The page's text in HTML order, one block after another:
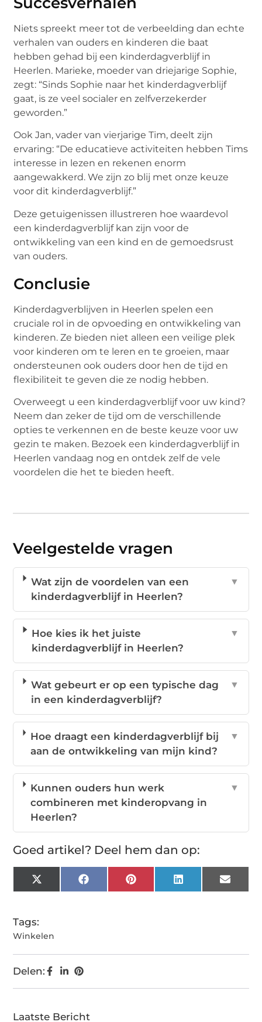
Niets spreekt meer tot de verbeelding dan echte
verhalen van ouders en kinderen die baat
hebben gehad bij een kinderdagverblijf in
Heerlen. Marieke, moeder van driejarige Sophie,
zegt: “Sinds Sophie naar het kinderdagverblijf
gaat, is ze veel socialer en zelfverzekerder
geworden.”
Ook Jan, vader van vierjarige Tim, deelt zijn
ervaring: “De educatieve activiteiten hebben Tims
interesse in lezen en rekenen enorm
aangewakkerd. We zijn zo blij met onze keuze
voor dit kinderdagverblijf.”
Deze getuigenissen illustreren hoe waardevol
een kinderdagverblijf kan zijn voor de
ontwikkeling van een kind en de gemoedsrust
van ouders.
Conclusie
Kinderdagverblijven in Heerlen spelen een
cruciale rol in de opvoeding en ontwikkeling van
kinderen. Ze bieden niet alleen een veilige plek
voor kinderen om te leren en te groeien, maar
ondersteunen ook ouders door hen de tijd en
flexibiliteit te geven die ze nodig hebben.
Overweegt u een kinderdagverblijf voor uw kind?
Neem dan zeker de tijd om de verschillende
opties te verkennen en de beste keuze voor uw
gezin te maken. Bezoek een kinderdagverblijf in
Heerlen vandaag nog en ontdek zelf de vele
voordelen die het te bieden heeft.
Veelgestelde vragen
Wat zijn de voordelen van een
kinderdagverblijf in Heerlen?
▼
Hoe kies ik het juiste
kinderdagverblijf in Heerlen?
▼
Wat gebeurt er op een typische dag
in een kinderdagverblijf?
▼
Hoe draagt een kinderdagverblijf bij
aan de ontwikkeling van mijn kind?
▼
Kunnen ouders hun werk
combineren met kinderopvang in
Heerlen?
▼
Goed artikel? Deel hem dan op:
X
(Twitter)
FacebookPinterest LinkedIn Email
Tags:
Winkelen
Delen:
Laatste Bericht